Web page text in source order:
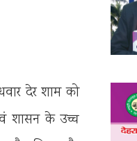
देर शाम को
शासन के उच्च